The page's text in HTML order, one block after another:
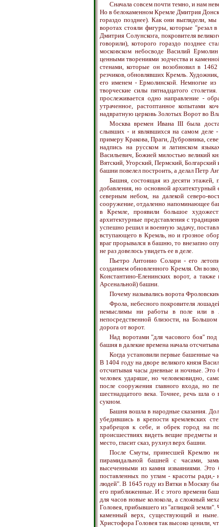
Сначала совсем почти темно, и нам
Но в белокаменном Кремле Дмитрия
гораздо позднее). Как они выглядели,
воротах стояли фигуры, которые "резал
Дмитрия Солунскога, покровителя
говорили), которого гораздо позднее
московском небосводе Василий
ценными творениями зодчества и
стенами, которые он возобновил в
резчиков, обновлявших Кремль. Художник,
его именем - Ермолинской. Немногие из
творческие силы пятнадцатого
прослеживается одно направление -
утраченное, растоптанное копытами
надвратную церковь Золотых Ворот во
Москва времен Ивана III была
слывших - и являвшихся на самом деле
примеру Кракова, Праги, Дубровника,
надпись на русском и латинском
Васильевич, Божией милостью великий
Вятский, Угорский, Пермский, Болгарский
башни повелел построить, а делал Петр
Башня, состоящая из десяти этажей,
добавления, но основной
северным небом, на далекой северо-
сооружение, отдаленно напоминающее
в Кремле, проявили большое
архитектурные представления с
успешно решил и военную задачу,
вступающего в Кремль, но и грозное
враг прорывался в башню, то внезапно
не раз довелось увидеть ее в деле.
Пьетро Антонио Солари - его
созданием обновленного Кремля. Он
Константино-Еленинских ворот, а
Арсенальной) башни.
Почему назывались ворота
Фрола, небесного покровителя
немыслимы ни работы в поле или в
непосредственной близости, на
дорога от ворот.
Над воротами "для часового боя" под
башня в далекие времена начала
Когда установили первые башенные
В 1404 году на дворе великого князя
отсчитывая часы дневные и ночные. Это
человек ударяше, но человековидно,
после сооружения главного входа, но
шестнадцатого века. Точнее, речь шла
сукном.
Башня вошла в народные сказания.
убедившись в крепости кремлевских
храбрецов к себе, и обрек город на
происшествиях видеть вещие предметы
место, гласит сказ, рухнул верх башни.
После Смуты, принесшей Кремлю
пирамидальной башней с часами,
высеченными из камня изваяниями.
поставленных по углам - красоты
людей". В 1645 году из Вятки в Москву
его приближенные. И с этого времени
для часов новые колокола, а сложный
Головея, прибывшего из "аглицкой
каменный верх, существующий и
Христофора Головея так высоко ценили,